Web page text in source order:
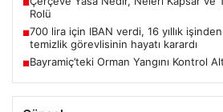
Çerçeve Yasa Nedir, Neleri Kapsar ve
Rolü
700 lira için IBAN verdi, 16 yıllık
temizlik görevlisinin hayatı karardı
Bayramiç’teki Orman Yangını Kontrol